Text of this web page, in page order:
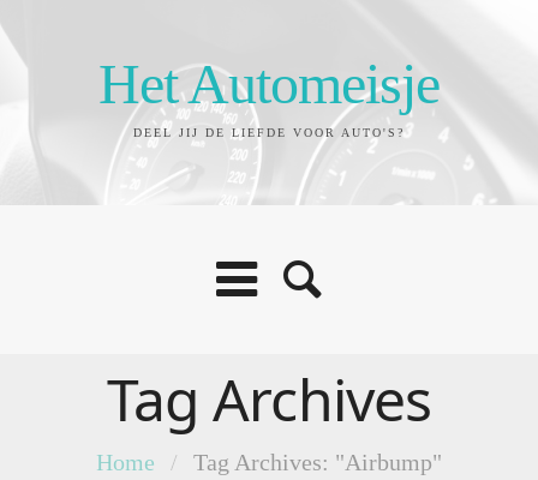
Het Automeisje
DEEL JIJ DE LIEFDE VOOR AUTO'S?
Tag Archives
Home / Tag Archives: "Airbump"